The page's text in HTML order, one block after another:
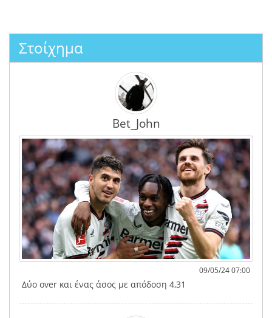
Στοίχημα
Bet_John
09/05/24 07:00
Δύο over και ένας άσος με απόδοση 4,31